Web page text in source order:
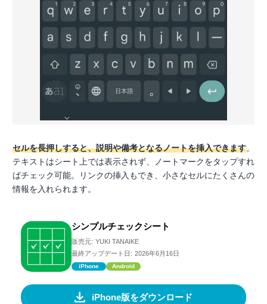
セルを長押しすると、説明や備考となるノートを挿入できます。
テキストはシート上では表示されず、ノートマークをタップすれ
ばチェック可能。リンクの挿入もでき、小さなセルにたくさんの
情報を入れられます。
シンプルチェックシート
販売元: YUKI TANAIKE
最終アップデート日: 2026年6月16日
iPhone Android
iPhone版をダウンロード